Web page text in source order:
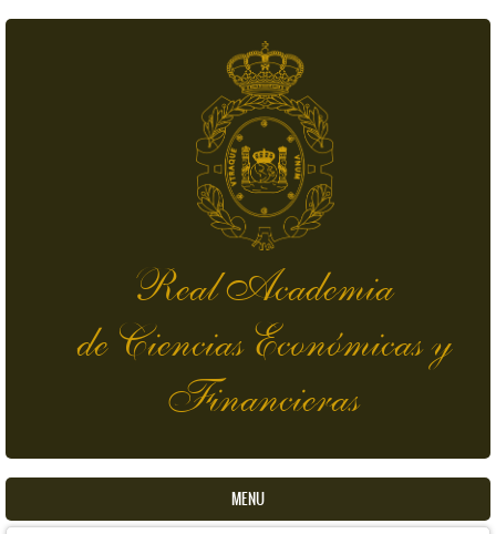
Real Academia
de Ciencias Económicas y
Financieras
MENU